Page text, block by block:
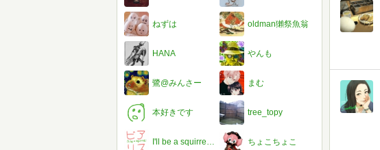
ねずは oldman獺祭魚翁
HANA やんも
鷺@みんさー まむ
本好きです tree_topy
I'll be a squirrel！（ビアリス） ちょこちょこ